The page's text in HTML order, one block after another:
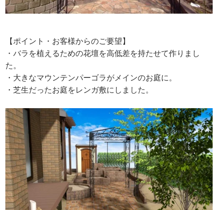
【ポイント・お客様からのご要望】
・バラを植えるための花壇を高低差を持たせて作りまし
た。
・大きなマウンテンパーゴラがメインのお庭に。
・芝生だったお庭をレンガ敷にしました。